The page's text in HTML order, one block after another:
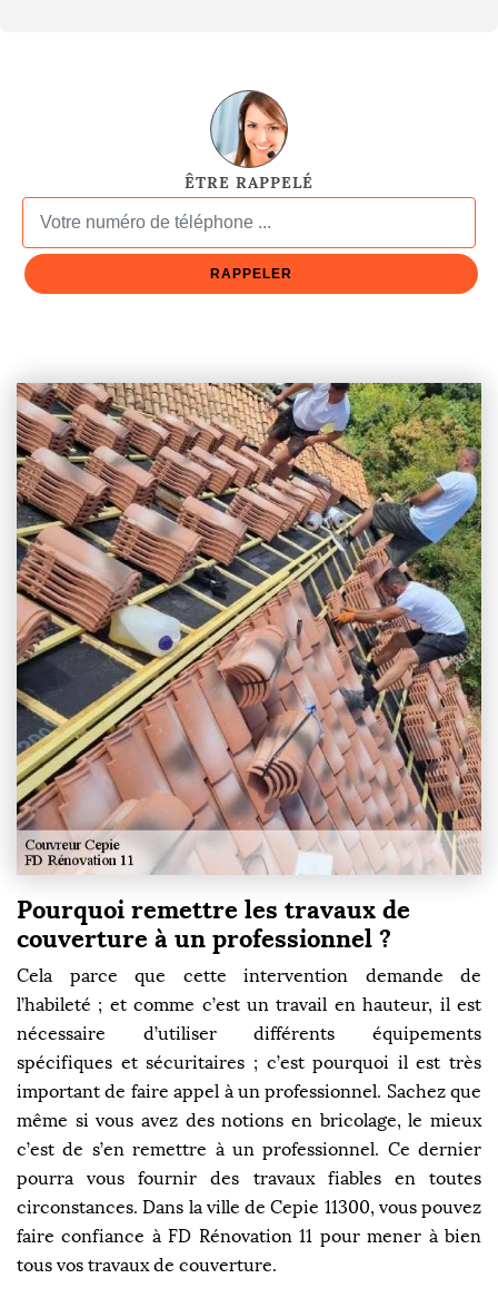
ÊTRE RAPPELÉ
Pourquoi remettre les travaux de
couverture à un professionnel ?
Cela parce que cette intervention demande de
l’habileté ; et comme c’est un travail en hauteur, il est
nécessaire d’utiliser différents équipements
spécifiques et sécuritaires ; c’est pourquoi il est très
important de faire appel à un professionnel. Sachez que
même si vous avez des notions en bricolage, le mieux
c’est de s’en remettre à un professionnel. Ce dernier
pourra vous fournir des travaux fiables en toutes
circonstances. Dans la ville de Cepie 11300, vous pouvez
faire confiance à FD Rénovation 11 pour mener à bien
tous vos travaux de couverture.